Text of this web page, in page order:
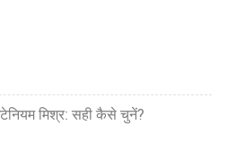
मिश्र: सही कैसे चुनें?